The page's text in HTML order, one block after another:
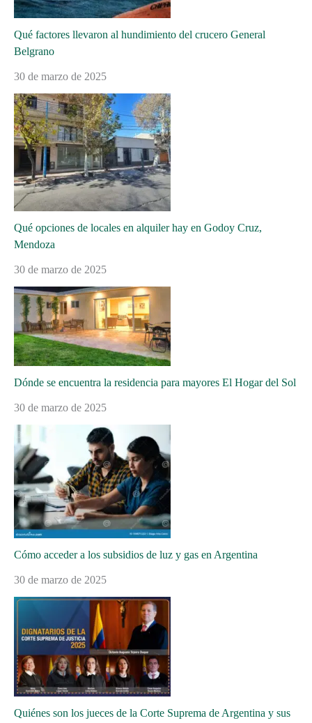
Qué factores llevaron al hundimiento del crucero General
Belgrano
30 de marzo de 2025
Qué opciones de locales en alquiler hay en Godoy Cruz,
Mendoza
30 de marzo de 2025
Dónde se encuentra la residencia para mayores El Hogar del Sol
30 de marzo de 2025
Cómo acceder a los subsidios de luz y gas en Argentina
30 de marzo de 2025
Quiénes son los jueces de la Corte Suprema de Argentina y sus